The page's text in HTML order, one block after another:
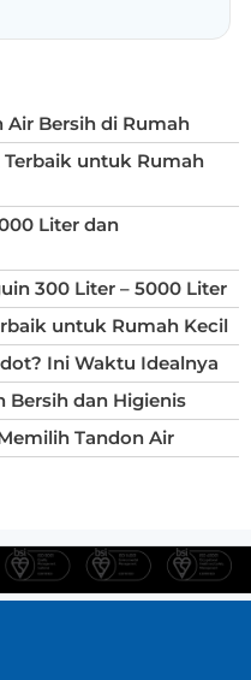
Air Bersih di Rumah
untuk Rumah
Liter dan
300 Liter – 5000 Liter
untuk Rumah Kecil
Ini Waktu Idealnya
Bersih dan Higienis
Tandon Air